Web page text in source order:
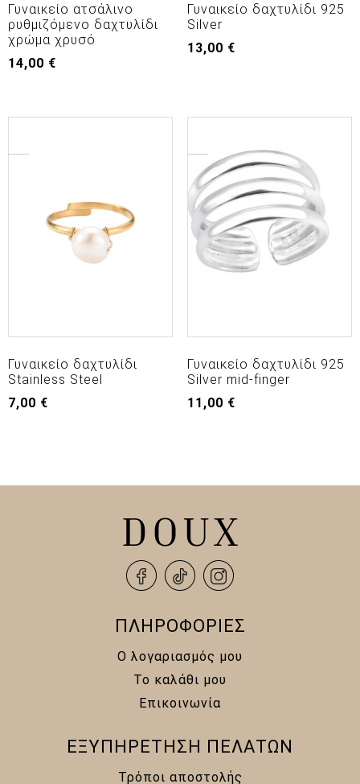
Γυναικείο ατσάλινο
ρυθμιζόμενο δαχτυλίδι
χρώμα χρυσό
14,00 €
Γυναικείο δαχτυλίδι 925
Silver
13,00 €
Γυναικείο δαχτυλίδι
Stainless Steel
7,00 €
Γυναικείο δαχτυλίδι 925
Silver mid-finger
11,00 €
ΠΛΗΡΟΦΟΡΙΕΣ
Ο λογαριασμός μου
Το καλάθι μου
Επικοινωνία
ΕΞΥΠΗΡΕΤΗΣΗ ΠΕΛΑΤΩΝ
Τρόποι αποστολής